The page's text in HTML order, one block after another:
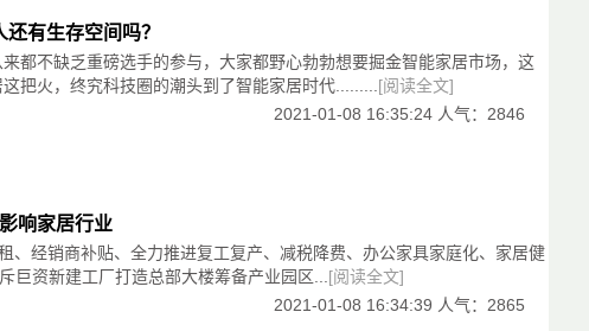
有生存空间吗？
都不缺乏重磅选手的参与，大家都野心勃勃想要掘金智能家居市场，这
把火，终究科技圈的潮头到了智能家居时代......... [阅读全文]
2021-01-08 16:35:24 人气：2846
响家居行业
、经销商补贴、全力推进复工复产、减税降费、办公家具家庭化、家居健
巨资新建工厂打造总部大楼筹备产业园区... [阅读全文]
2021-01-08 16:34:39 人气：2865